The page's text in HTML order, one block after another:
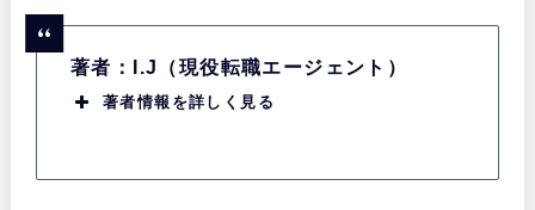
著者：I.J（現役転職エージェント）
著者情報を詳しく見る